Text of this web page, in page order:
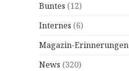
Buntes (12)
Internes (6)
Magazin-Erinnerungen
News (320)